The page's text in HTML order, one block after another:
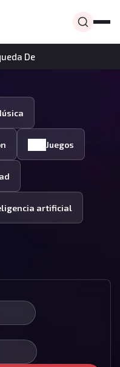
De
Juegos
artificial